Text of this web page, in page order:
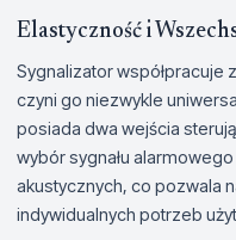
Elastyczność i
Sygnalizator współpracuje
czyni go niezwykle
posiada dwa wejścia
wybór sygnału
akustycznych, co pozwala
indywidualnych potrzeb